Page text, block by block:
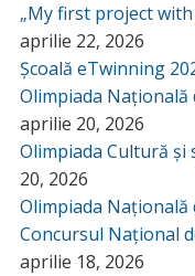
„My first project
aprilie 22, 2026
Școală eTwinning
Olimpiada
aprilie 20, 2026
Olimpiada Cultură
20, 2026
Olimpiada Națională
Concursul Național
aprilie 18, 2026